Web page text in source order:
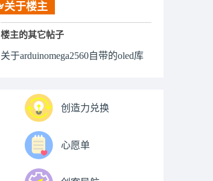
关于楼主
楼主的其它帖子
关于arduinomega2560自带的oled库
创造力兑换
心愿单